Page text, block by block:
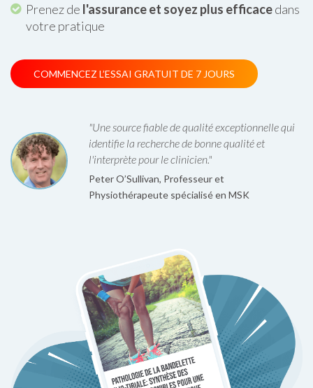
Prenez de l'assurance et soyez plus efficacedans
votre pratique
COMMENCEZ L’ESSAI GRATUIT DE 7 JOURS
"Une source fiable de qualité exceptionnelle qui
identifie la recherche de bonne qualité et
l'interprète pour le clinicien."
Peter O’Sullivan, Professeur et
Physiothérapeute spécialisé en MSK